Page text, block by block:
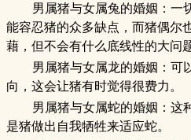
男属猪与女属兔的婚姻：一
能容忍猪的众多缺点，而猪偶尔
藉，但不会有什么底线性的大问
男属猪与女属龙的婚姻：可
向，这会让猪有时觉得很费力。
男属猪与女属蛇的婚姻：这
是猪做出自我牺牲来适应蛇。